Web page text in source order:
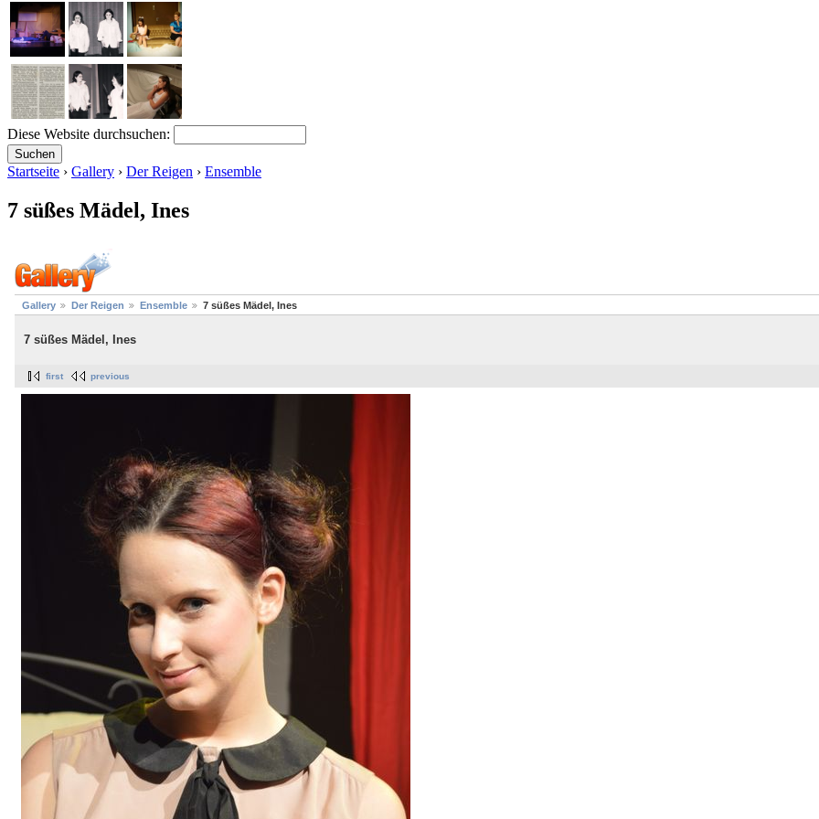
Diese Website durchsuchen:
Startseite › Gallery › Der Reigen › Ensemble
7 süßes Mädel, Ines
Gallery Der Reigen Ensemble 7 süßes Mädel, Ines
7 süßes Mädel, Ines
first previous